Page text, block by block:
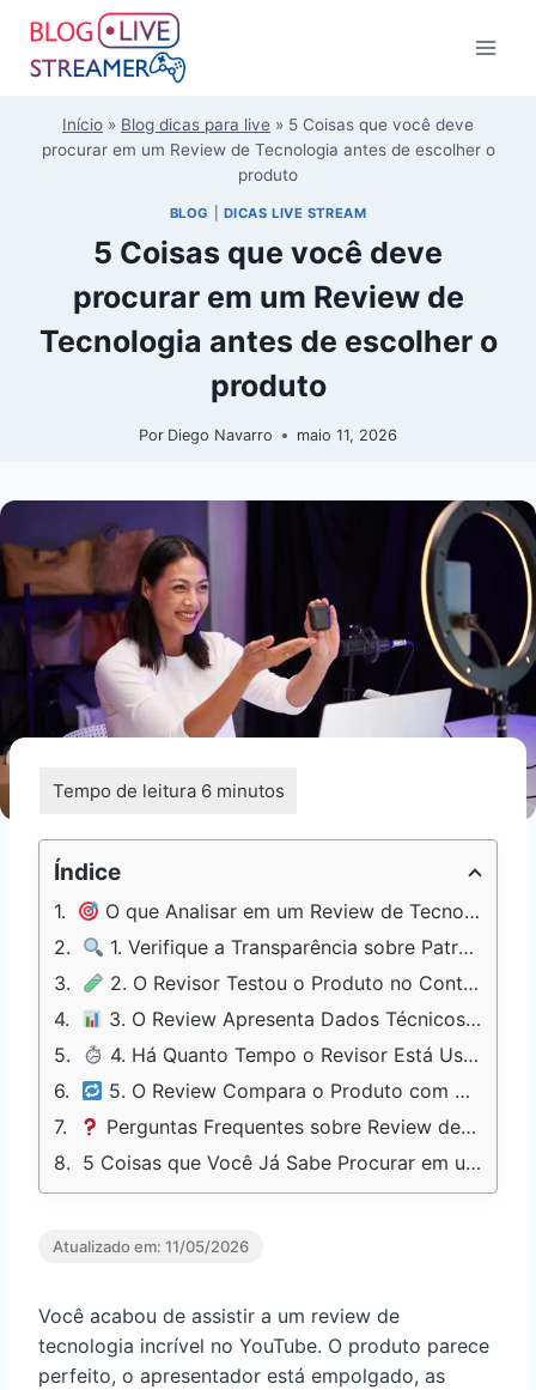
Início » Blog dicas para live » 5 Coisas que você deve
procurar em um Review de Tecnologia antes de escolher o
produto
BLOG DICAS LIVE STREAM
5 Coisas que você deve
procurar em um Review de
Tecnologia antes de escolher o
produto
Por Diego Navarro maio 11, 2026
Índice
O que Analisar em um Review de Tecnologia: Os 5 Critérios Essenciais
1. Verifique a Transparência sobre Patrocínios e Produtos Recebidos
2. O Revisor Testou o Produto no Contexto Certo para Você?
3. O Review Apresenta Dados Técnicos Reais — ou Só Impressões Subjetivas?
4. Há Quanto Tempo o Revisor Está Usando o Produto?
5. O Review Compara o Produto com Alternativas Reais na Mesma Faixa de Preço?
Perguntas Frequentes sobre Review de Tecnologia para Gamers e Streamers
5 Coisas que Você Já Sabe Procurar em um Review de Tecnologia — e Que Vão Mudar Suas Compras
Atualizado em: 11/05/2026
Você acabou de assistir a um review de
tecnologia incrível no YouTube. O produto parece
perfeito, o apresentador está empolgado, as